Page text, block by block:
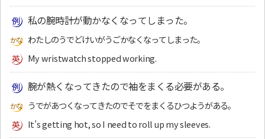
私の腕時計が動かなくなってしまった。
わたしのうでどけいがうごかなくなってしまった。
My wristwatch stopped working.
腕が熱くなってきたので袖をまくる必要がある。
うでがあつくなってきたのでそでをまくるひつようがある。
It’s getting hot, so I need to roll up my sleeves.